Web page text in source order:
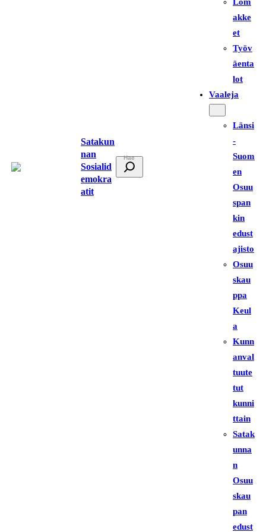
Satakun
nan
Sosialid
emokra
atit
t
akke
et
Työv
äenta
lot
Vaaleja
Länsi
-
Suom
en
Osuu
span
kin
edust
ajisto
Osuu
skau
ppa
Keul
a
Kunn
anval
tuute
tut
kunni
ttain
Satak
unna
n
Osuu
skau
pan
edust